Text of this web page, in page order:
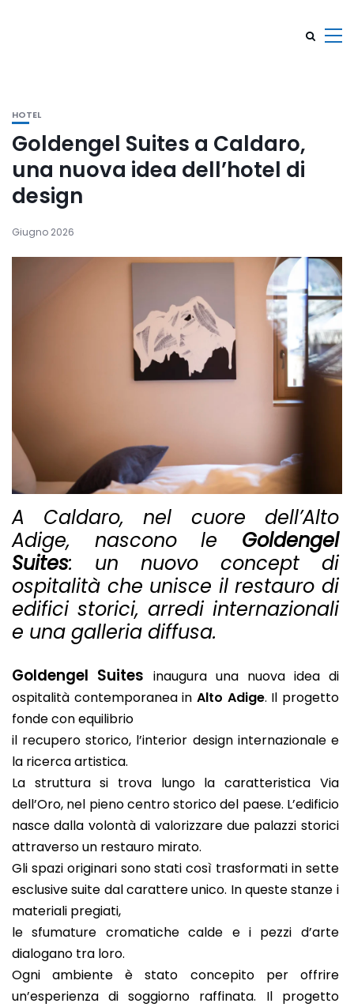
HOTEL
Goldengel Suites a Caldaro,
una nuova idea dell’hotel di
design
Giugno 2026
A Caldaro, nel cuore dell’Alto
Adige, nascono le Goldengel
Suites: un nuovo concept di
ospitalità che unisce il restauro di
edifici storici, arredi internazionali
e una galleria diffusa.
Goldengel Suites inaugura una nuova idea di
ospitalità contemporanea in Alto Adige. Il progetto
fonde con equilibrio
il recupero storico, l’interior design internazionale e
la ricerca artistica.
La struttura si trova lungo la caratteristica Via
dell’Oro, nel pieno centro storico del paese. L’edificio
nasce dalla volontà di valorizzare due palazzi storici
attraverso un restauro mirato.
Gli spazi originari sono stati così trasformati in sette
esclusive suite dal carattere unico. In queste stanze i
materiali pregiati,
le sfumature cromatiche calde e i pezzi d’arte
dialogano tra loro.
Ogni ambiente è stato concepito per offrire
un’esperienza di soggiorno raffinata. Il progetto